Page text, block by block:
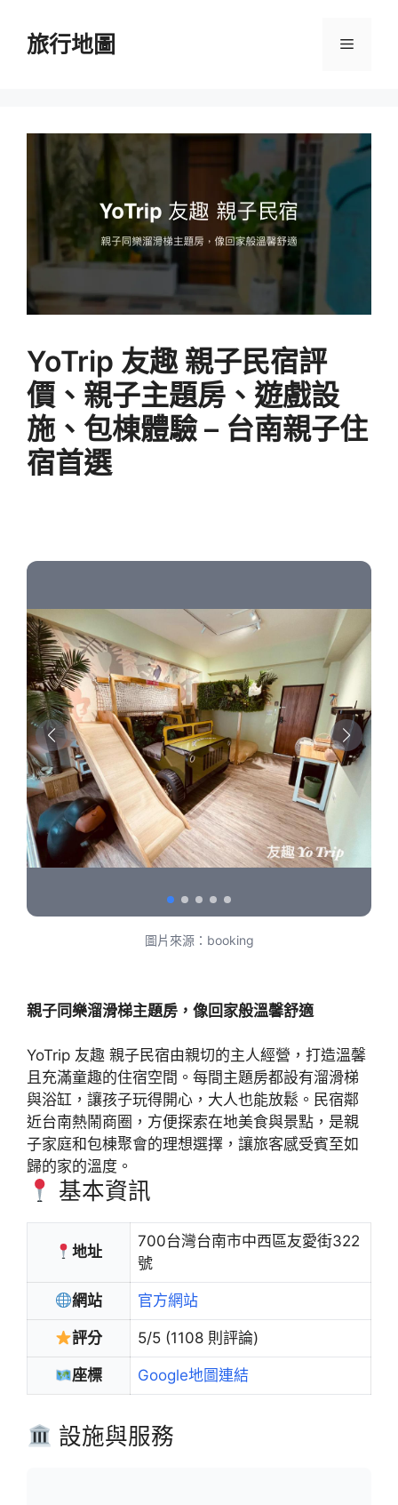
旅行地圖 選
YoTrip 友趣 親子民宿評
價、親子主題房、遊戲設
施、包棟體驗 – 台南親子住
宿首選
圖片來源：booking
親子同樂溜滑梯主題房，像回家般溫馨舒適
YoTrip 友趣 親子民宿由親切的主人經營，打造溫馨
且充滿童趣的住宿空間。每間主題房都設有溜滑梯
與浴缸，讓孩子玩得開心，大人也能放鬆。民宿鄰
近台南熱鬧商圈，方便探索在地美食與景點，是親
子家庭和包棟聚會的理想選擇，讓旅客感受賓至如
歸的家的溫度。
基本資訊
地址
700台灣台南市中西區友愛街322
號
網站 官方網站
評分 5/5 (1108 則評論)
座標 Google地圖連結
設施與服務